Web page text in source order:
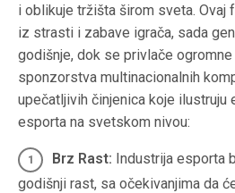
i oblikuje tržišta širom sveta. Ovaj
iz strasti i zabave igrača, sada
godišnje, dok se privlače
sponzorstva multinacionalnih
upečatljivih činjenica koje ilustruju
esporta na svetskom nivou:
Brz Rast: Industrija esporta
godišnji rast, sa očekivanjima da